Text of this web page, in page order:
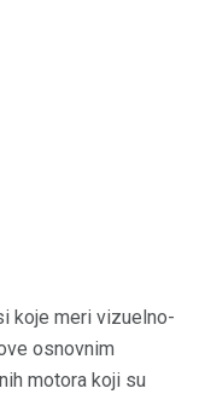
koje meri vizuelno-
osnovnim
motora koji su